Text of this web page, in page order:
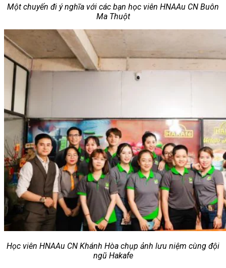
Một chuyến đi ý nghĩa với các bạn học viên HNAAu CN Buôn
Ma Thuột
Học viên HNAAu CN Khánh Hòa chụp ảnh lưu niệm cùng đội
ngũ Hakafe